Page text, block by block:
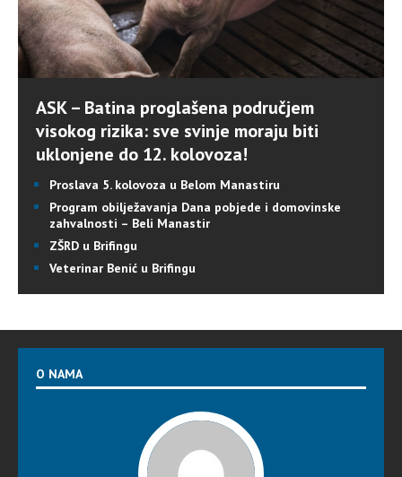
ASK – Batina proglašena područjem
visokog rizika: sve svinje moraju biti
uklonjene do 12. kolovoza!
Proslava 5. kolovoza u Belom Manastiru
Program obilježavanja Dana pobjede i domovinske
zahvalnosti – Beli Manastir
ZŠRD u Brifingu
Veterinar Benić u Brifingu
O NAMA